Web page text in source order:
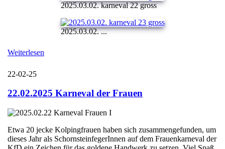
2025.03.02. karneval 22 gross
2025.03.02. ...
Weiterlesen
22-02-25
22.02.2025 Karneval der Frauen
Etwa 20 jecke Kolpingfrauen haben sich zusammengefunden, um
dieses Jahr als SchornsteinfegerInnen auf dem Frauenkarneval der